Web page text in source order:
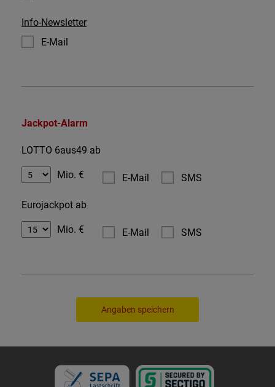
Info-Newsletter
E-Mail
Jackpot-Alarm
LOTTO 6aus49 ab
Mio. € E-Mail SMS
Eurojackpot ab
Mio. € E-Mail SMS